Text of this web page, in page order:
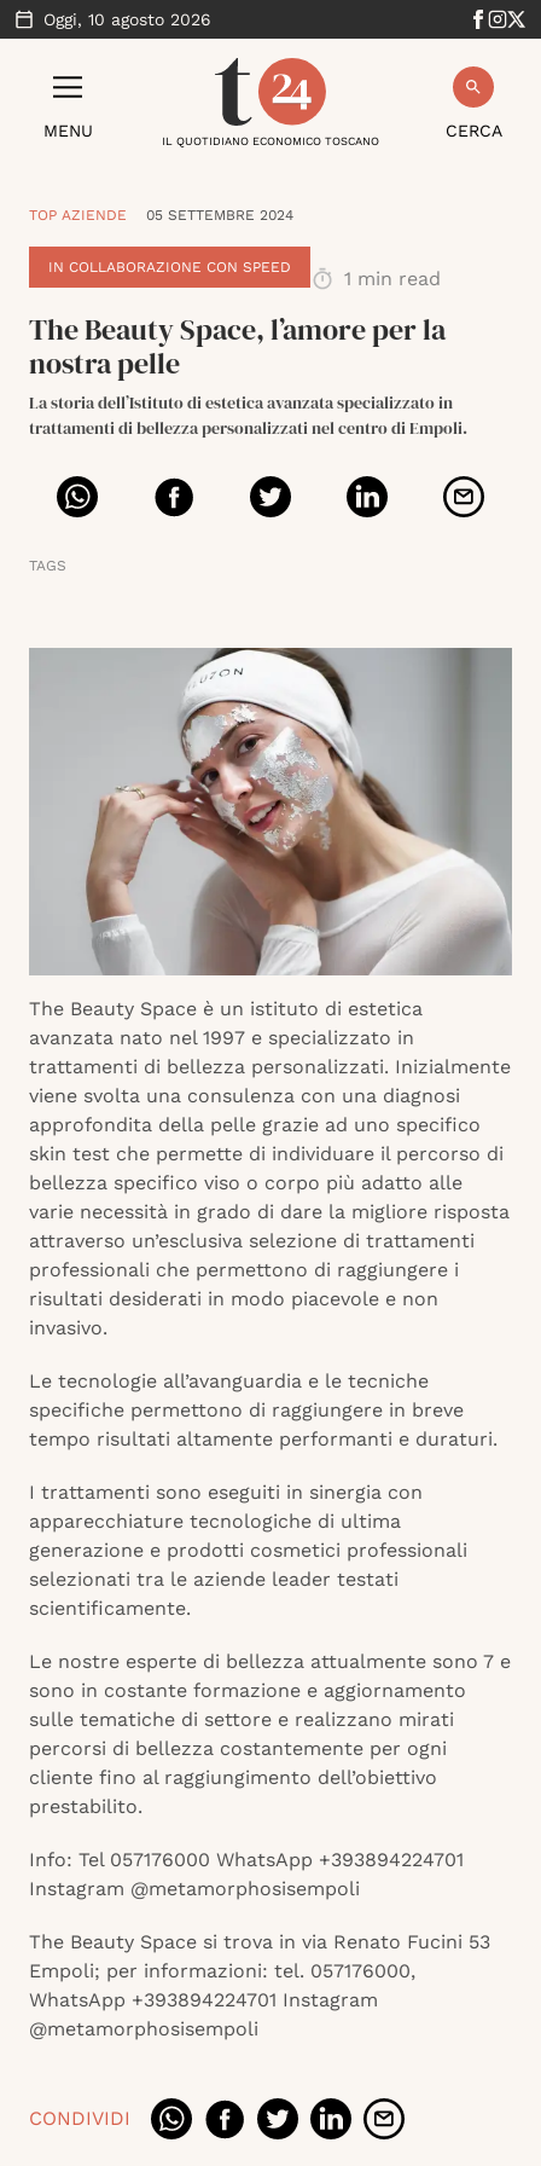
Oggi, 10 agosto 2026
MENU CERCA
IL QUOTIDIANO ECONOMICO TOSCANO
TOP AZIENDE 05 SETTEMBRE 2024
IN COLLABORAZIONE CON SPEED 1 min read
The Beauty Space, l’amore per la
nostra pelle
La storia dell’Istituto di estetica avanzata specializzato in
trattamenti di bellezza personalizzati nel centro di Empoli.
TAGS
The Beauty Space è un istituto di estetica
avanzata nato nel 1997 e specializzato in
trattamenti di bellezza personalizzati. Inizialmente
viene svolta una consulenza con una diagnosi
approfondita della pelle grazie ad uno specifico
skin test che permette di individuare il percorso di
bellezza specifico viso o corpo più adatto alle
varie necessità in grado di dare la migliore risposta
attraverso un’esclusiva selezione di trattamenti
professionali che permettono di raggiungere i
risultati desiderati in modo piacevole e non
invasivo.
Le tecnologie all’avanguardia e le tecniche
specifiche permettono di raggiungere in breve
tempo risultati altamente performanti e duraturi.
I trattamenti sono eseguiti in sinergia con
apparecchiature tecnologiche di ultima
generazione e prodotti cosmetici professionali
selezionati tra le aziende leader testati
scientificamente.
Le nostre esperte di bellezza attualmente sono 7 e
sono in costante formazione e aggiornamento
sulle tematiche di settore e realizzano mirati
percorsi di bellezza costantemente per ogni
cliente fino al raggiungimento dell’obiettivo
prestabilito.
Info: Tel 057176000 WhatsApp +393894224701
Instagram @metamorphosisempoli
The Beauty Space si trova in via Renato Fucini 53
Empoli; per informazioni: tel. 057176000,
WhatsApp +393894224701 Instagram
@metamorphosisempoli
CONDIVIDI